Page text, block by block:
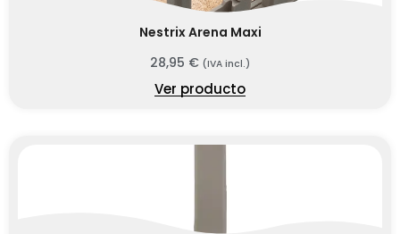
Nestrix Arena Maxi
28,95 € (IVA incl.)
Ver producto